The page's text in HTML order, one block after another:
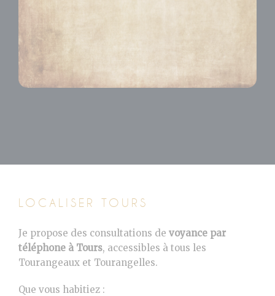
LOCALISER TOURS
Je propose des consultations de voyance par
téléphone à Tours, accessibles à tous les
Tourangeaux et Tourangelles.
Que vous habitiez :